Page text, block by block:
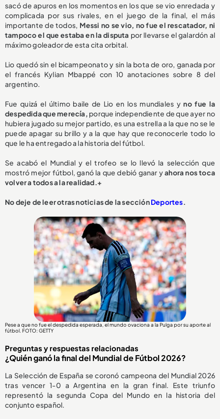
sacó de apuros en los momentos en los que se vio enredada y
complicada por sus rivales, en el juego de la final, el más
importante de todos, Messi no se vio, no fue el rescatador, ni
tampoco el que estaba en la disputa por llevarse el galardón al
máximo goleador de esta cita orbital.
Lio quedó sin el bicampeonato y sin la bota de oro, ganada por
el francés Kylian Mbappé con 10 anotaciones sobre 8 del
argentino.
Fue quizá el último baile de Lio en los mundiales yno fue la
despedida que merecía, porque independiente de que ayer no
hubiera jugado su mejor partido, es una estrella a la que no se le
puede apagar su brillo y a la que hay que reconocerle todo lo
que le ha entregado a la historia del fútbol.
Se acabó el Mundial y el trofeo se lo llevó la selección que
mostró mejor fútbol, ganó la que debió ganar yahora nos toca
volver a todos a la realidad.+
No deje de leer otras noticias de la secciónDeportes.
Pese a que no fue el despedida esperada, el mundo ovaciona a la Pulga por su aporte al
fútbol. FOTO: GETTY
Preguntas y respuestas relacionadas
¿Quién ganó la final del Mundial de Fútbol 2026?
La Selección de España se coronó campeona del Mundial 2026
tras vencer 1-0 a Argentina en la gran final. Este triunfo
representó la segunda Copa del Mundo en la historia del
conjunto español.